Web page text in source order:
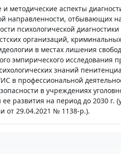
методические аспекты
направленности, отбывающих
психологической диагностики
организаций,
в местах лишения
эмпирического исследования
знаний
в профессиональной
в учреждениях
развития на период до 2030 г.
от 29.04.2021 № 1138-р.).